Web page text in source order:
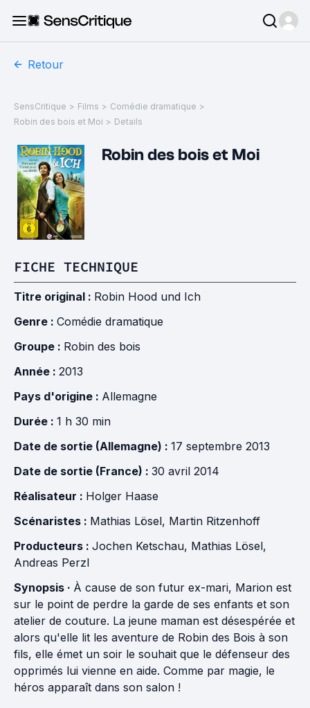
Retour
SensCritique > Films > Comédie dramatique >
Robin des bois et Moi > Details
Robin des bois et Moi
FICHE TECHNIQUE
Titre original : Robin Hood und Ich
Genre : Comédie dramatique
Groupe : Robin des bois
Année : 2013
Pays d'origine : Allemagne
Durée : 1 h 30 min
Date de sortie (Allemagne) : 17 septembre 2013
Date de sortie (France) : 30 avril 2014
Réalisateur : Holger Haase
Scénaristes : Mathias Lösel, Martin Ritzenhoff
Producteurs : Jochen Ketschau, Mathias Lösel,
Andreas Perzl
Synopsis · À cause de son futur ex-mari, Marion est
sur le point de perdre la garde de ses enfants et son
atelier de couture. La jeune maman est désespérée et
alors qu'elle lit les aventure de Robin des Bois à son
fils, elle émet un soir le souhait que le défenseur des
opprimés lui vienne en aide. Comme par magie, le
héros apparaît dans son salon !